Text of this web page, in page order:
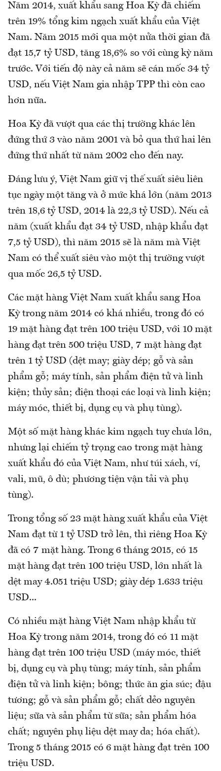
Năm 2014, xuất khẩu sang Hoa Kỳ đã chiếm
trên 19% tổng kim ngạch xuất khẩu của Việt
Nam. Năm 2015 mới qua một nửa thời gian đã
đạt 15,7 tỷ USD, tăng 18,6% so với cùng kỳ năm
trước. Với tiến độ này cả năm sẽ cán mốc 34 tỷ
USD, nếu Việt Nam gia nhập TPP thì còn cao
hơn nữa.
Hoa Kỳ đã vượt qua các thị trường khác lên
đứng thứ 3 vào năm 2001 và bỏ qua thứ hai lên
đứng thứ nhất từ năm 2002 cho đến nay.
Đáng lưu ý, Việt Nam giữ vị thế xuất siêu liên
tục ngày một tăng và ở mức khá lớn (năm 2013
trên 18,6 tỷ USD, 2014 là 22,3 tỷ USD). Nếu cả
năm (xuất khẩu đạt 34 tỷ USD, nhập khẩu đạt
7,5 tỷ USD), thì năm 2015 sẽ là năm mà Việt
Nam có thể xuất siêu vào một thị trường vượt
qua mốc 26,5 tỷ USD.
Các mặt hàng Việt Nam xuất khẩu sang Hoa
Kỳ trong năm 2014 có khá nhiều, trong đó có
19 mặt hàng đạt trên 100 triệu USD, với 10 mặt
hàng đạt trên 500 triệu USD, 7 mặt hàng đạt
trên 1 tỷ USD (dệt may; giày dép; gỗ và sản
phẩm gỗ; máy tính, sản phẩm điện tử và linh
kiện; thủy sản; điện thoại các loại và linh kiện;
máy móc, thiết bị, dụng cụ và phụ tùng).
Một số mặt hàng khác kim ngạch tuy chưa lớn,
nhưng lại chiếm tỷ trọng cao trong mặt hàng
xuất khẩu đó của Việt Nam, như túi xách, ví,
vali, mũ, ô dù; phương tiện vận tải và phụ
tùng).
Trong tổng số 23 mặt hàng xuất khẩu của Việt
Nam đạt từ 1 tỷ USD trở lên, thì riêng Hoa Kỳ
đã có 7 mặt hàng. Trong 6 tháng 2015, có 15
mặt hàng đạt trên 100 triệu USD, lớn nhất là
dệt may 4.051 triệu USD; giày dép 1.633 triệu
USD...
Có nhiều mặt hàng Việt Nam nhập khẩu từ
Hoa Kỳ trong năm 2014, trong đó có 11 mặt
hàng đạt trên 100 triệu USD (máy móc, thiết
bị, dụng cụ và phụ tùng; máy tính, sản phẩm
điện tử và linh kiện; bông; thức ăn gia súc; đậu
tương; gỗ và sản phẩm gỗ; chất dẻo nguyên
liệu; sữa và sản phẩm từ sữa; sản phẩm hóa
chất; nguyên phụ liệu dệt may da; hóa chất).
Trong 5 tháng 2015 có 6 mặt hàng đạt trên 100
triệu USD.